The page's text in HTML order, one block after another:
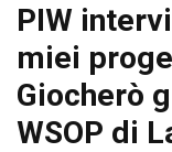
PIW
miei
Giocherò
WSOP di